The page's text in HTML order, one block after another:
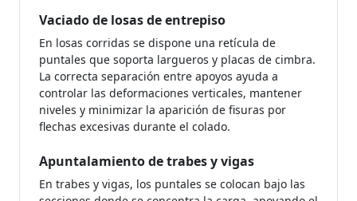
Vaciado de losas de entrepiso
En losas corridas se dispone una retícula de
puntales que soporta largueros y placas de cimbra.
La correcta separación entre apoyos ayuda a
controlar las deformaciones verticales, mantener
niveles y minimizar la aparición de fisuras por
flechas excesivas durante el colado.
Apuntalamiento de trabes y vigas
En trabes y vigas, los puntales se colocan bajo las